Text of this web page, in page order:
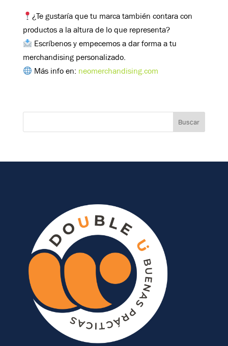
¿Te gustaría que tu marca también contara con
productos a la altura de lo que representa?
Escríbenos y empecemos a dar forma a tu
merchandising personalizado.
Más info en: neomerchandising.com